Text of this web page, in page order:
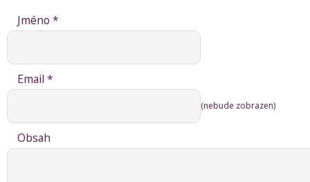
Jméno *
Email *
(nebude zobrazen)
Obsah